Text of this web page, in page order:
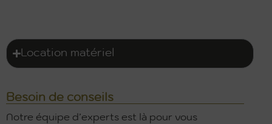
Location matériel
Besoin de conseils
Notre équipe d’experts est là pour vous